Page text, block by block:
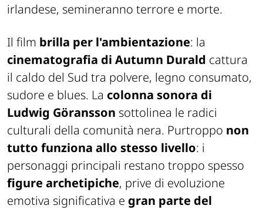
irlandese, semineranno terrore e morte.
Il film brilla per l'ambientazione: la
cinematografia di Autumn Durald cattura
il caldo del Sud tra polvere, legno consumato,
sudore e blues. La colonna sonora di
Ludwig Göransson sottolinea le radici
culturali della comunità nera. Purtroppo non
tutto funziona allo stesso livello: i
personaggi principali restano troppo spesso
figure archetipiche, prive di evoluzione
emotiva significativa e gran parte del